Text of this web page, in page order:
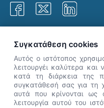
👋
Πες
Συγκατάθεση cookies
Αυτός ο ιστότοπος
λειτουργέι καλύτερα και
κατά τη διάρκεια της
συγκατάθεσή σας για τη
αυτά που κρίνονται ως
λειτουργία αυτού του